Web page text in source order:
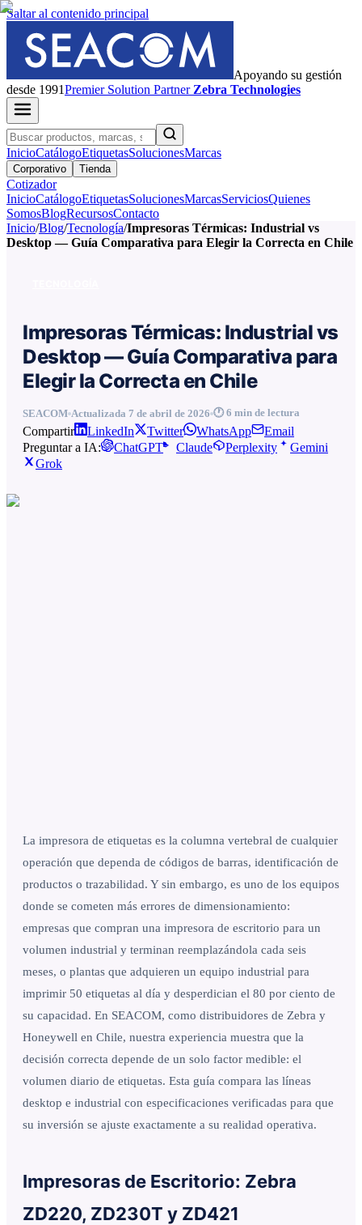
Saltar al contenido principal
Apoyando su gestión
desde 1991PremierSolution Partner Zebra Technologies
InicioCatálogoEtiquetasSolucionesMarcas
Corporativo Tienda
Cotizador
InicioCatálogoEtiquetasSolucionesMarcasServiciosQuienes
SomosBlogRecursosContacto
Inicio/Blog/Tecnología/Impresoras Térmicas: Industrial vs
Desktop — Guía Comparativa para Elegir la Correcta en Chile
Impresoras Térmicas: Industrial vs
Desktop — Guía Comparativa para
Elegir la Correcta en Chile
SEACOM Actualizada 7 de abril de 2026 🕐 6 min de lectura
Compartir LinkedIn Twitter WhatsApp
Email
Preguntar a IA:
ChatGPT Claude Perplexity
Gemini
Grok
La impresora de etiquetas es la columna vertebral de cualquier
operación que dependa de códigos de barras, identificación de
productos o trazabilidad. Y sin embargo, es uno de los equipos
donde se cometen más errores de dimensionamiento:
empresas que compran una impresora de escritorio para un
volumen industrial y terminan reemplazándola cada seis
meses, o plantas que adquieren un equipo industrial para
imprimir 50 etiquetas al día y desperdician el 80 por ciento de
su capacidad. En SEACOM, como distribuidores de Zebra y
Honeywell en Chile, nuestra experiencia muestra que la
decisión correcta depende de un solo factor medible: el
volumen diario de etiquetas. Esta guía compara las líneas
desktop e industrial con especificaciones verificadas para que
su inversión se ajuste exactamente a su realidad operativa.
Impresoras de Escritorio: Zebra
ZD220, ZD230T y ZD421